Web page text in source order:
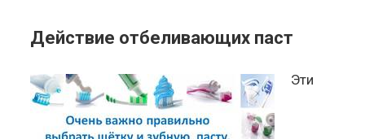
Действие отбеливающих паст
Эти